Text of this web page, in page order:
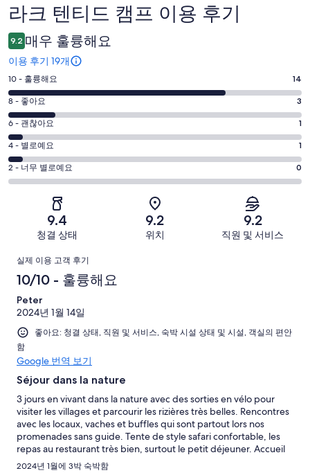
이
용
후
기
라크 텐티드 캠프 이용 후기
9.2 매우 훌륭해요
이용 후기 19개
평
점
10
-
훌
륭
해
요.
후
기
10 - 훌륭해요 14
평
점
8
-
좋
아
후
중
개
8 - 좋아요 3
평
점
6
-
괜
개
이
후
기
중
개
6 - 괜찮아요 1
평
점
4
개
이
용
후
기
중
개
4 - 별로예요 1
평
점
별
로
요.
19
개
이
용
후
기
중
개
2 - 너무 별로예요 0
9.4
청결 상태
9.2
위치
9.2
직원 및 서비스
이
용
후
기
실제 이용 고객 후기
10/10 - 훌륭해요
Peter
2024년 1월 14일
좋아요: 청결 상태, 직원 및 서비스, 숙박 시설 상태 및 시설, 객실의 편안
함
Google 번역 보기
Séjour dans la nature
3 jours en vivant dans la nature avec des sorties en vélo pour
visiter les villages et parcourir les rizières très belles. Rencontres
avec les locaux, vaches et buffles qui sont partout lors nos
promenades sans guide. Tente de style safari confortable, les
repas au restaurant très bien, surtout le petit déjeuner. Accueil
plus que excellente par tout le personnel du campement.
2024년 1월에 3박 숙박함